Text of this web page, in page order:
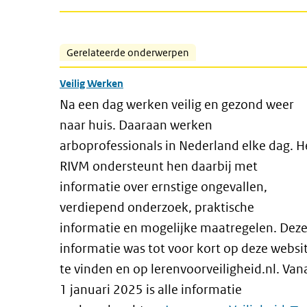
Gerelateerde onderwerpen
Veilig Werken
Na een dag werken veilig en gezond weer
naar huis. Daaraan werken
arboprofessionals in Nederland elke dag.
RIVM ondersteunt hen daarbij met
informatie over ernstige ongevallen,
verdiepend onderzoek, praktische
informatie en mogelijke maatregelen. Deze
informatie was tot voor kort op deze
te vinden en op lerenvoorveiligheid.nl.
1 januari 2025 is alle informatie